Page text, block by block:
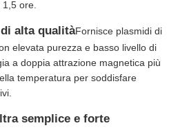
ore.
alta qualitàFornisce plasmidi di
elevata purezza e basso livello di
a doppia attrazione magnetica più
temperatura per soddisfare
semplice e forte